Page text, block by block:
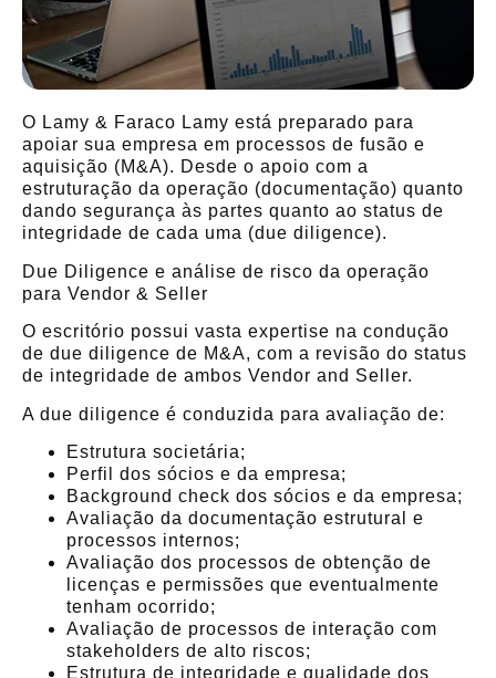
O Lamy & Faraco Lamy está preparado para
apoiar sua empresa em processos de fusão e
aquisição (M&A). Desde o apoio com a
estruturação da operação (documentação) quanto
dando segurança às partes quanto ao status de
integridade de cada uma (due diligence).
Due Diligence e análise de risco da operação
para Vendor & Seller
O escritório possui vasta expertise na condução
de due diligence de M&A, com a revisão do status
de integridade de ambos Vendor and Seller.
A due diligence é conduzida para avaliação de:
Estrutura societária;
Perfil dos sócios e da empresa;
Background check dos sócios e da empresa;
Avaliação da documentação estrutural e
processos internos;
Avaliação dos processos de obtenção de
licenças e permissões que eventualmente
tenham ocorrido;
Avaliação de processos de interação com
stakeholders de alto riscos;
Estrutura de integridade e qualidade dos